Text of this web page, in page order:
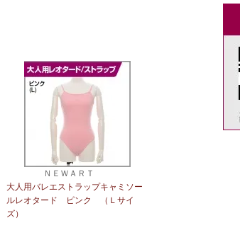
ＮＥＷＡＲＴ
大人用バレエストラップキャミソー
ルレオタード ピンク （Ｌサイ
ズ）